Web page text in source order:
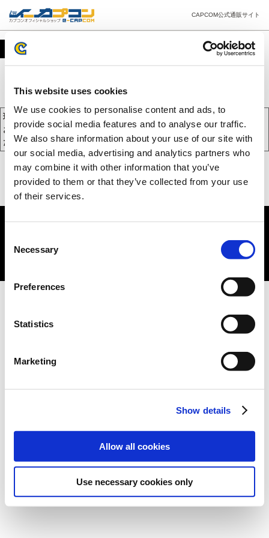
This website uses cookies
We use cookies to personalise content and ads, to
provide social media features and to analyse our traffic.
We also share information about your use of our site with
our social media, advertising and analytics partners who
may combine it with other information that you’ve
provided to them or that they’ve collected from your use
of their services.
Selection
Necessary
Preferences
Statistics
Marketing
Show details
Allow all cookies
Use necessary cookies only
CAPCOM公式通販サイト
カート
現在、カートには商品が入っておりません。
お買い物を続けるには下の 「お買い物を続ける」 をクリックしてく
ださい。